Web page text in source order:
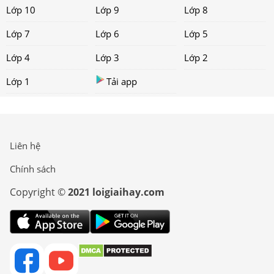
Lớp 10 Lớp 9
Lớp 8
Lớp 7
Lớp 6
Lớp 5
Lớp 4
Lớp 3
Lớp 2
Lớp 1
Tải app
Liên hệ
Chính sách
Copyright ©2021 loigiaihay.com